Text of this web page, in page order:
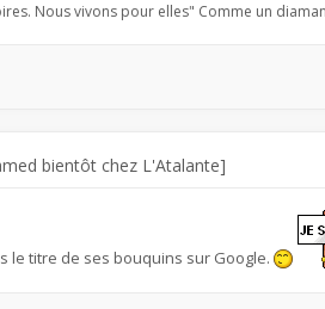
Nous vivons pour elles" Comme un
bientôt chez L'Atalante]
le titre de ses bouquins sur Google.